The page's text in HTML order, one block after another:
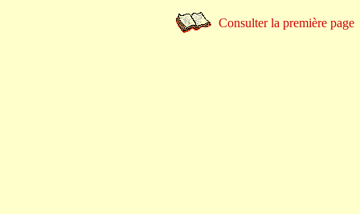
Consulter la première page